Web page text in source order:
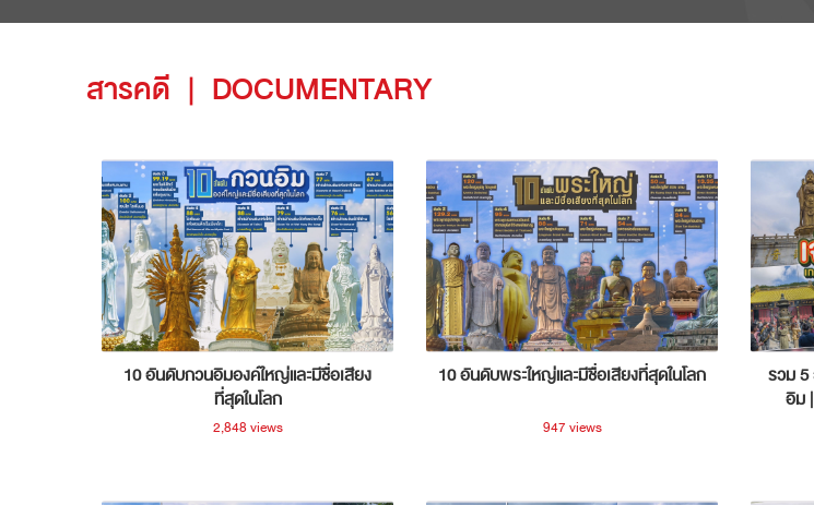
สารคดี | DOCUMENTARY
10 อันดับกวนอิมองค์ใหญ่และมีชื่อเสียง
ที่สุดในโลก
2,848 views
10 อันดับพระใหญ่และมีชื่อเสียงที่สุดในโลก
947 views
รวม 5
อิม